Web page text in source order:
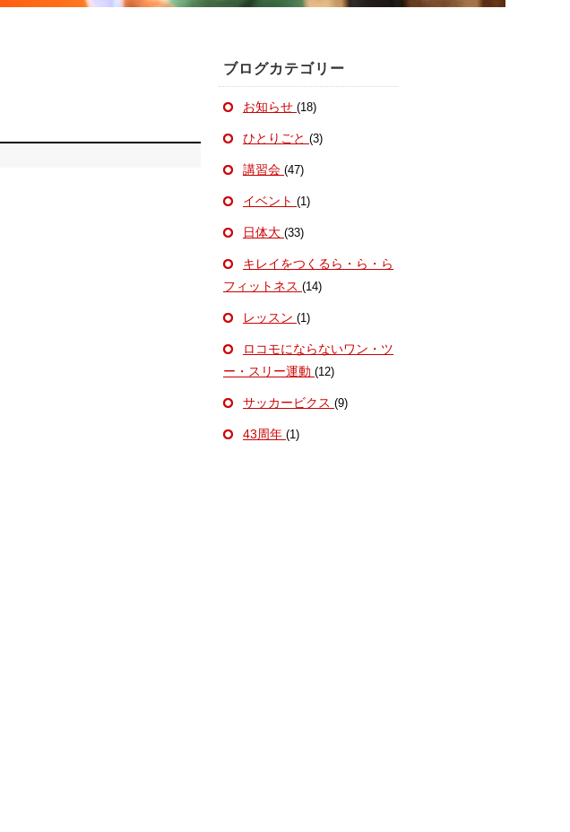
ブログカテゴリー
お知らせ (18)
ひとりごと (3)
講習会 (47)
イベント (1)
日体大 (33)
キレイをつくるら・ら・ら
フィットネス (14)
レッスン (1)
ロコモにならないワン・ツ
ー・スリー運動 (12)
サッカービクス (9)
43周年 (1)